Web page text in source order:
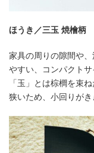
ほうき／三玉 焼檜柄
家具の周りの隙間や
やすい、コンパクトサ
「玉」とは棕櫚を束
狭いため、小回りがき